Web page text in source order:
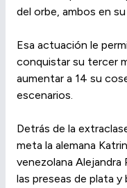
del orbe, ambos en
Esa actuación le
conquistar su tercer
aumentar a 14 su
escenarios.
Detrás de la
meta la alemana
venezolana Alejandra
las preseas de plata